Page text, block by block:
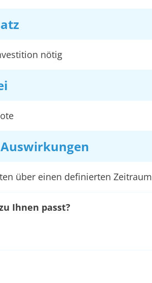
nötig
über einen definierten Zeitraum
Ihnen passt?